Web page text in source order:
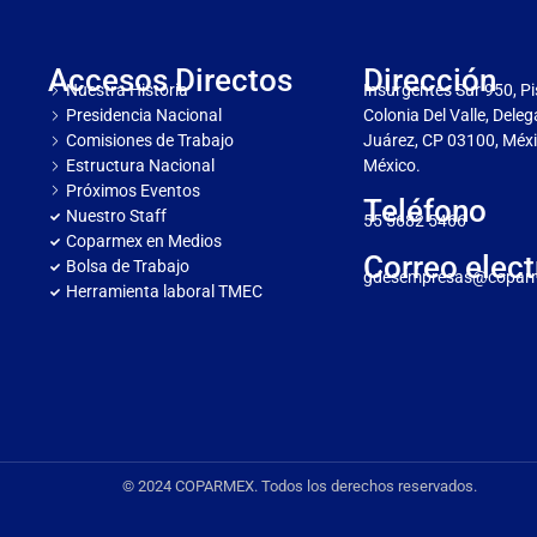
Accesos Directos
Nuestra Historia
Presidencia Nacional
Comisiones de Trabajo
Estructura Nacional
Próximos Eventos
Nuestro Staff
Coparmex en Medios
Bolsa de Trabajo
Herramienta laboral TMEC
Dirección
Insurgentes Sur 950,
Colonia Del Valle,
Juárez, CP 03100,
México.
Teléfono
55 5682 5466
Correo
© 2024 COPARMEX. Todos los derechos reservados.